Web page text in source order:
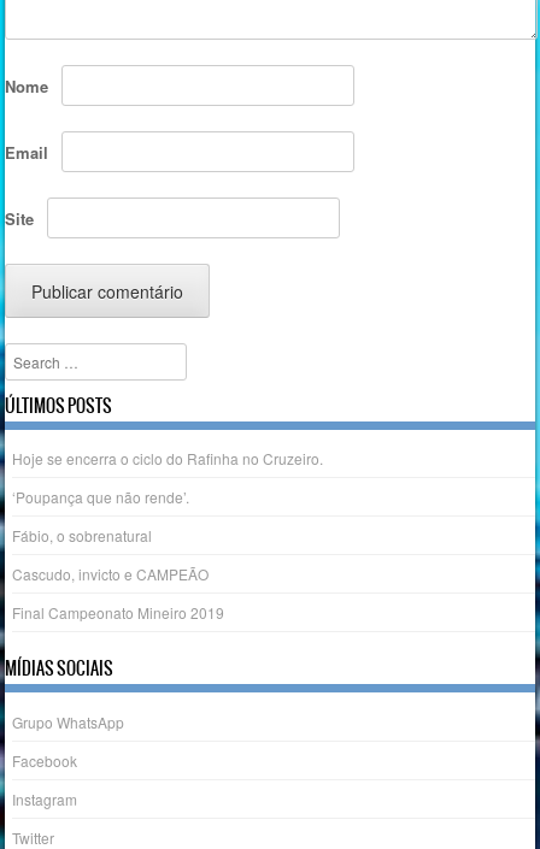
Nome
Email
Site
Search
ÚLTIMOS POSTS
Hoje se encerra o ciclo do Rafinha no Cruzeiro.
‘Poupança que não rende’.
Fábio, o sobrenatural
Cascudo, invicto e CAMPEÃO
Final Campeonato Mineiro 2019
MÍDIAS SOCIAIS
Grupo WhatsApp
Facebook
Instagram
Twitter